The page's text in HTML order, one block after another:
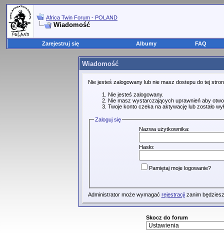
Africa Twin Forum - POLAND
Wiadomość
Zarejestruj się Albumy FAQ
Wiadomość
Nie jesteś zalogowany lub nie masz dostepu do tej
Nie jesteś zalogowany.
Nie masz wystarczających uprawnień aby
Twoje konto czeka na aktywację lub zostało
Zaloguj się
Nazwa użytkownika:
Hasło:
Pamiętaj moje logowanie?
Administrator może wymagać rejestracjizanim
Skocz do forum